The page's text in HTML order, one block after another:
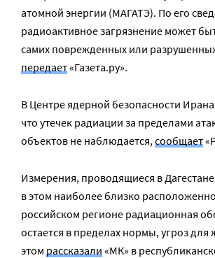
атомной энергии (МАГАТЭ). По его
радиоактивное загрязнение может
самих поврежденных или
передает«Газета.ру».
В Центре ядерной безопасности
что утечек радиации за пределами
объектов не наблюдается,сообщает
Измерения, проводящиеся в
в этом наиболее близко
российском регионе радиационная
остается в пределах нормы, угроз для
этом рассказали«МК» в